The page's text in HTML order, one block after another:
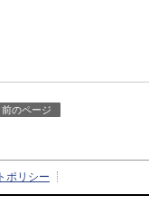
前のページ
ポリシー